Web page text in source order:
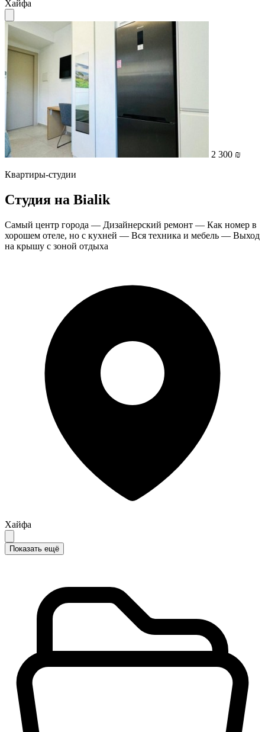
Хайфа
2 300 ₪
Квартиры-студии
Студия на Bialik
Самый центр города — Дизайнерский ремонт — Как номер в
хорошем отеле, но с кухней — Вся техника и мебель — Выход
на крышу с зоной отдыха
Хайфа
Показать ещё